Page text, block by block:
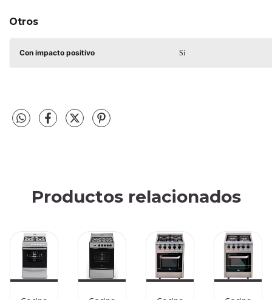
Otros
Con impacto positivo Sí
Productos relacionados